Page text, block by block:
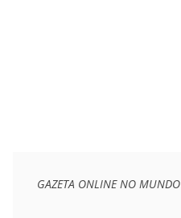
GAZETA ONLINE NO MUNDO